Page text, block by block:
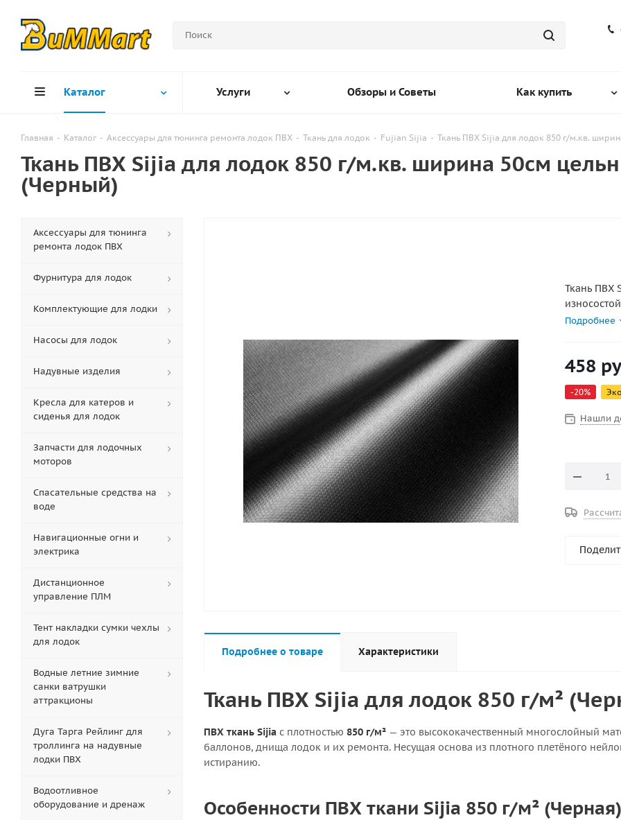
Каталог Услуги Обзоры и Советы Как купить
Главная - Каталог - Аксессуары для тюнинга ремонта лодок ПВХ - Ткань для лодок - Fujian Sijia - Ткань ПВХ Sijia для лодок 850 г/м.кв.
Ткань ПВХ Sijia для лодок 850 г/м.кв. ширина 50см
(Черный)
Ткань ПВХ
Подробнее
458
-20%
Нашли
Подробнее о товаре Характеристики
Ткань ПВХ Sijia для лодок 850 г/м²
ПВХ ткань Sijia с плотностью 850 г/м² — это высококачественный многослойный
баллонов, днища лодок и их ремонта. Несущая основа из плотного плетёного
истиранию.
Особенности ПВХ ткани Sijia 850 г/м²
Аксессуары для тюнинга
ремонта лодок ПВХ
Фурнитура для лодок
Комплектующие для лодки
Насосы для лодок
Надувные изделия
Кресла для катеров и
сиденья для лодок
Запчасти для лодочных
моторов
Спасательные средства на
воде
Навигационные огни и
электрика
Дистанционное
управление ПЛМ
Тент накладки сумки чехлы
для лодок
Водные летние зимние
санки ватрушки
аттракционы
Дуга Тарга Рейлинг для
троллинга на надувные
лодки ПВХ
Водоотливное
оборудование и дренаж